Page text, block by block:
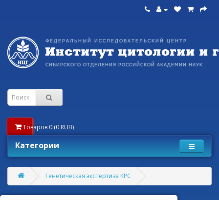
Товаров 0 (0 RUB)
Категории
Генетическая экспертиза КРС